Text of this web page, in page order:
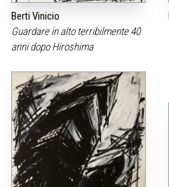
Berti Vinicio
Guardare in alto terribilmente 40
anni dopo Hiroshima